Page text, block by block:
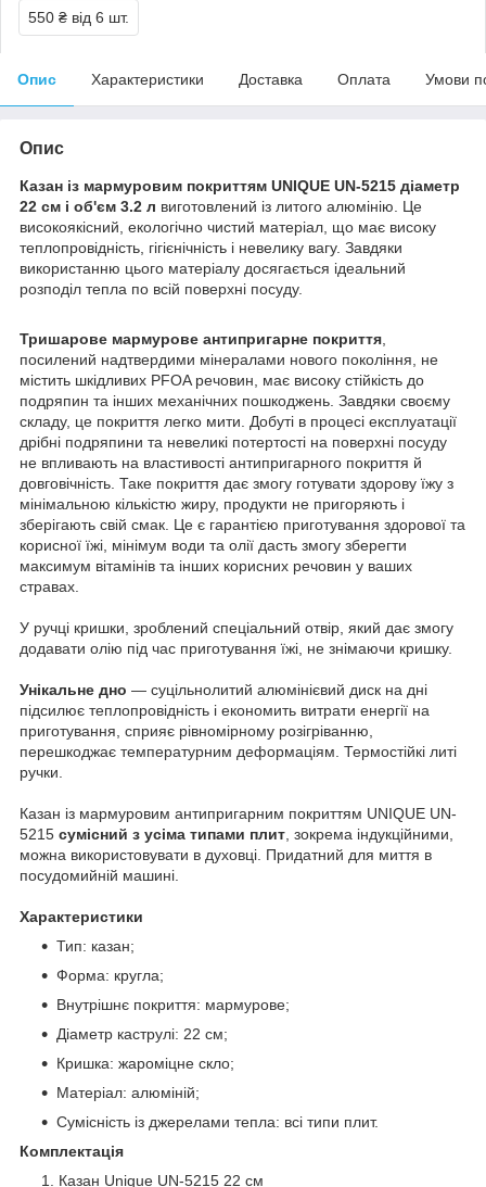
550 ₴ від 6 шт.
Опис Характеристики Доставка Оплата Умови
Опис
Казан із мармуровим покриттям UNIQUE UN-5215 діаметр
22 см і об'єм 3.2 л виготовлений із литого алюмінію. Це
високоякісний, екологічно чистий матеріал, що має високу
теплопровідність, гігієнічність і невелику вагу. Завдяки
використанню цього матеріалу досягається ідеальний
розподіл тепла по всій поверхні посуду.
Тришарове мармурове антипригарне покриття
посилений надтвердими мінералами нового покоління, не
містить шкідливих PFOA речовин, має високу стійкість до
подряпин та інших механічних пошкоджень. Завдяки своєму
складу, це покриття легко мити. Добуті в процесі експлуатації
дрібні подряпини та невеликі потертості на поверхні посуду
не впливають на властивості антипригарного покриття й
довговічність. Таке покриття дає змогу готувати здорову їжу з
мінімальною кількістю жиру, продукти не пригоряють і
зберігають свій смак. Це є гарантією приготування здорової та
корисної їжі, мінімум води та олії дасть змогу зберегти
максимум вітамінів та інших корисних речовин у ваших
стравах.
У ручці кришки, зроблений спеціальний отвір, який дає змогу
додавати олію під час приготування їжі, не знімаючи кришку.
Унікальне дно — суцільнолитий алюмінієвий диск на дні
підсилює теплопровідність і економить витрати енергії на
приготування, сприяє рівномірному розігріванню,
перешкоджає температурним деформаціям. Термостійкі литі
ручки.
Казан із мармуровим антипригарним покриттям UNIQUE UN-
5215 сумісний з усіма типами плит , зокрема індукційними,
можна використовувати в духовці. Придатний для миття в
посудомийній машині.
Характеристики
Тип: казан;
Форма: кругла;
Внутрішнє покриття: мармурове;
Діаметр каструлі: 22 см;
Кришка: жароміцне скло;
Матеріал: алюміній;
Сумісність із джерелами тепла: всі типи плит.
Комплектація
Казан Unique UN-5215 22 см